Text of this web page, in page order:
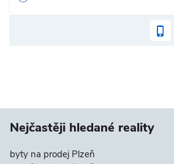
Nejčastěji hledané reality
byty na prodej Plzeň